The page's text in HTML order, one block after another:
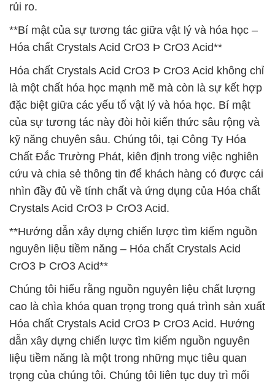
rủi ro.
**Bí mật của sự tương tác giữa vật lý và hóa học –
Hóa chất Crystals Acid CrO3 Þ CrO3 Acid**
Hóa chất Crystals Acid CrO3 Þ CrO3 Acid không chỉ
là một chất hóa học mạnh mẽ mà còn là sự kết hợp
đặc biệt giữa các yếu tố vật lý và hóa học. Bí mật
của sự tương tác này đòi hỏi kiến thức sâu rộng và
kỹ năng chuyên sâu. Chúng tôi, tại Công Ty Hóa
Chất Đắc Trường Phát, kiên định trong việc nghiên
cứu và chia sẻ thông tin để khách hàng có được cái
nhìn đầy đủ về tính chất và ứng dụng của Hóa chất
Crystals Acid CrO3 Þ CrO3 Acid.
**Hướng dẫn xây dựng chiến lược tìm kiếm nguồn
nguyên liệu tiềm năng – Hóa chất Crystals Acid
CrO3 Þ CrO3 Acid**
Chúng tôi hiểu rằng nguồn nguyên liệu chất lượng
cao là chìa khóa quan trọng trong quá trình sản xuất
Hóa chất Crystals Acid CrO3 Þ CrO3 Acid. Hướng
dẫn xây dựng chiến lược tìm kiếm nguồn nguyên
liệu tiềm năng là một trong những mục tiêu quan
trọng của chúng tôi. Chúng tôi liên tục duy trì mối